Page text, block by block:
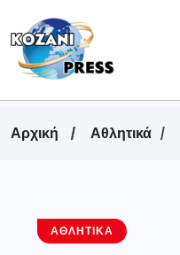
Αρχική Αθλητικά
ΑΘΛΗΤΙΚΆ